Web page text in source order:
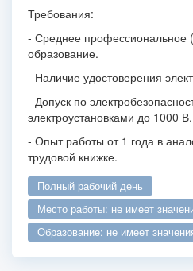
Требования:
- Среднее профессиональное
образование.
- Наличие удостоверения
- Допуск по
электроустановками до 1000 В.
- Опыт работы от 1 года в
трудовой книжке.
полный рабочий день
место работы: не имеет
образование: не имеет